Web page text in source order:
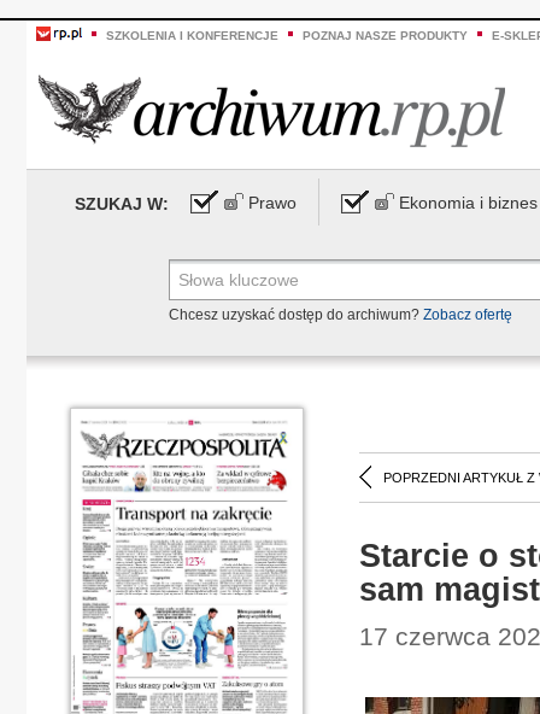
SZKOLENIA I KONFERENCJE POZNAJ NASZE PRODUKTY E-
SZUKAJ W: Prawo Ekonomia i biznes
Chcesz uzyskać dostęp do archiwum? Zobacz ofertę
POPRZEDNI ARTYKUŁ Z
Starcie o
sam
17 czerwca